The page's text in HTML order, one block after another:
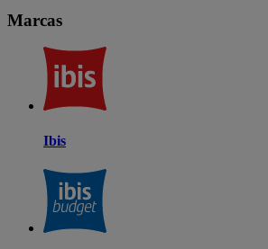
Marcas
Ibis